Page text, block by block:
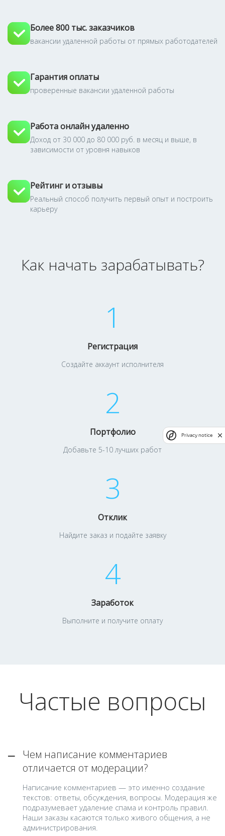
Более 800 тыс. заказчиков
вакансии удаленной работы от прямых работодателей
Гарантия оплаты
проверенные вакансии удаленной работы
Работа онлайн удаленно
Доход от 30 000 до 80 000 руб. в месяц и выше, в
зависимости от уровня навыков
Рейтинг и отзывы
Реальный способ получить первый опыт и построить
карьеру
Как начать зарабатывать?
1
Регистрация
Создайте аккаунт исполнителя
2
Портфолио
Добавьте 5-10 лучших работ
3
Отклик
Найдите заказ и подайте заявку
4
Заработок
Выполните и получите оплату
Частые вопросы
Чем написание комментариев
отличается от модерации?
Написание комментариев — это именно создание
текстов: ответы, обсуждения, вопросы. Модерация же
подразумевает удаление спама и контроль правил.
Наши заказы касаются только живого общения, а не
администрирования.
Privacy notice